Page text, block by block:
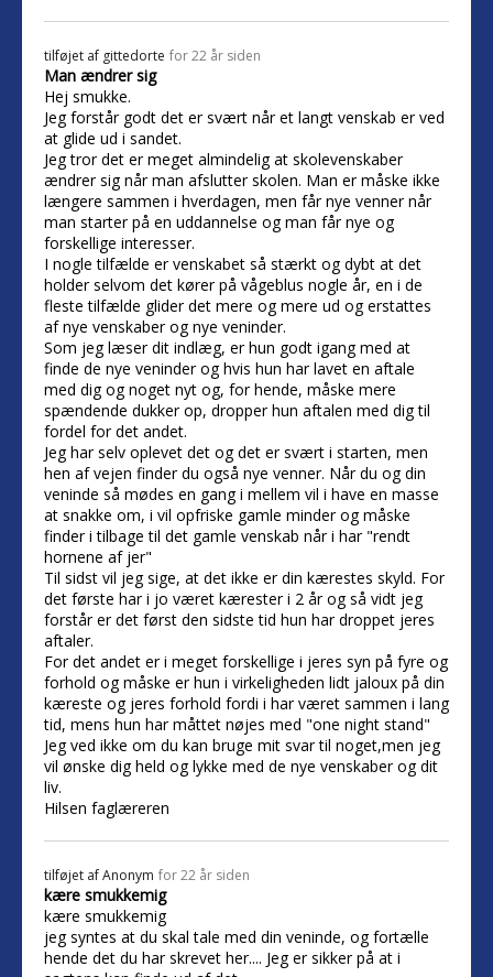
tilføjet af gittedorte for 22 år siden
Man ændrer sig
Hej smukke.
Jeg forstår godt det er svært når et langt venskab er ved
at glide ud i sandet.
Jeg tror det er meget almindelig at skolevenskaber
ændrer sig når man afslutter skolen. Man er måske ikke
længere sammen i hverdagen, men får nye venner når
man starter på en uddannelse og man får nye og
forskellige interesser.
I nogle tilfælde er venskabet så stærkt og dybt at det
holder selvom det kører på vågeblus nogle år, en i de
fleste tilfælde glider det mere og mere ud og erstattes
af nye venskaber og nye veninder.
Som jeg læser dit indlæg, er hun godt igang med at
finde de nye veninder og hvis hun har lavet en aftale
med dig og noget nyt og, for hende, måske mere
spændende dukker op, dropper hun aftalen med dig til
fordel for det andet.
Jeg har selv oplevet det og det er svært i starten, men
hen af vejen finder du også nye venner. Når du og din
veninde så mødes en gang i mellem vil i have en masse
at snakke om, i vil opfriske gamle minder og måske
finder i tilbage til det gamle venskab når i har "rendt
hornene af jer"
Til sidst vil jeg sige, at det ikke er din kærestes skyld. For
det første har i jo været kærester i 2 år og så vidt jeg
forstår er det først den sidste tid hun har droppet jeres
aftaler.
For det andet er i meget forskellige i jeres syn på fyre og
forhold og måske er hun i virkeligheden lidt jaloux på din
kæreste og jeres forhold fordi i har været sammen i lang
tid, mens hun har måttet nøjes med "one night stand"
Jeg ved ikke om du kan bruge mit svar til noget,men jeg
vil ønske dig held og lykke med de nye venskaber og dit
liv.
Hilsen faglæreren
tilføjet afAnonym for 22 år siden
kære smukkemig
kære smukkemig
jeg syntes at du skal tale med din veninde, og fortælle
hende det du har skrevet her.... Jeg er sikker på at i